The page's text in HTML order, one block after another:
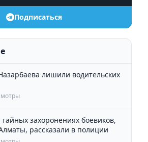
Подписаться
лишили водительских
захоронениях боевиков,
рассказали в полиции